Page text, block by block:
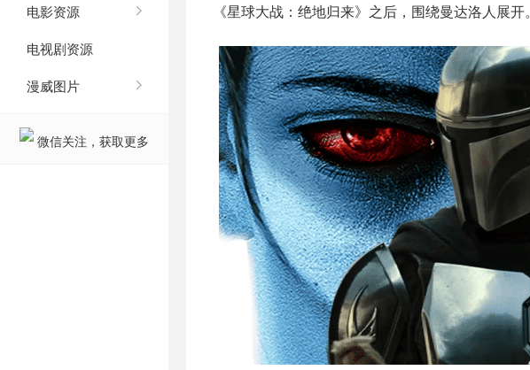
电影资源
电视剧资源
漫威图片
微信关注，获取更多
《星球大战：绝地归来》之后，围绕曼达洛人展开。